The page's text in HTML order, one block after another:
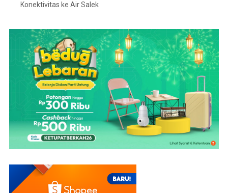
Konektivitas ke Air Salek